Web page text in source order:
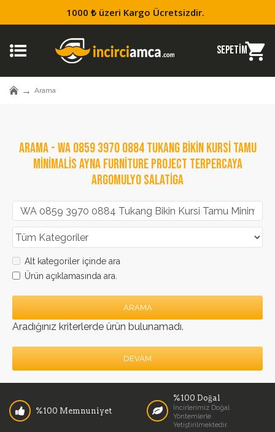
1000 ₺ üzeri Kargo Ücretsizdir.
Arama
ARAMA - WA 0859 3970 0884 TUKANG BIKIN KURSI TAMU
MINIMALIS AYNA FURNITURE PROJECT TERPERCAYA
ARGOMULYO SALATIGA
Alt kategoriler içinde ara
Ürün açıklamasında ara.
ARAMA
Aradığınız kriterlerde ürün bulunamadı.
DEVAM
%100 Memnuniyet
%100 Doğal
İncirlerimiz Doğal
Yöntemlerle
Yetiştirilmektedir.